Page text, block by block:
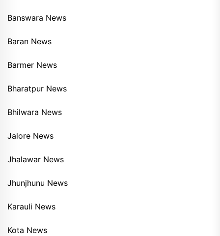
Banswara News
Baran News
Barmer News
Bharatpur News
Bhilwara News
Jalore News
Jhalawar News
Jhunjhunu News
Karauli News
Kota News